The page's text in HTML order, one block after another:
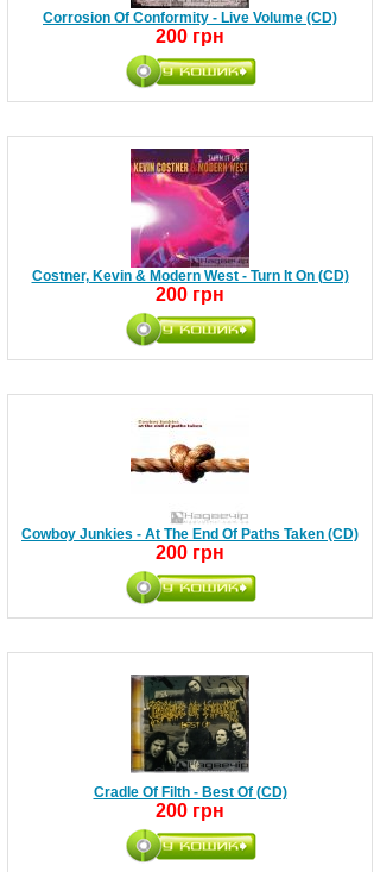
Corrosion Of Conformity - Live Volume (CD)
200 грн
Costner, Kevin & Modern West - Turn It On (CD)
200 грн
Cowboy Junkies - At The End Of Paths Taken (CD)
200 грн
Cradle Of Filth - Best Of (CD)
200 грн